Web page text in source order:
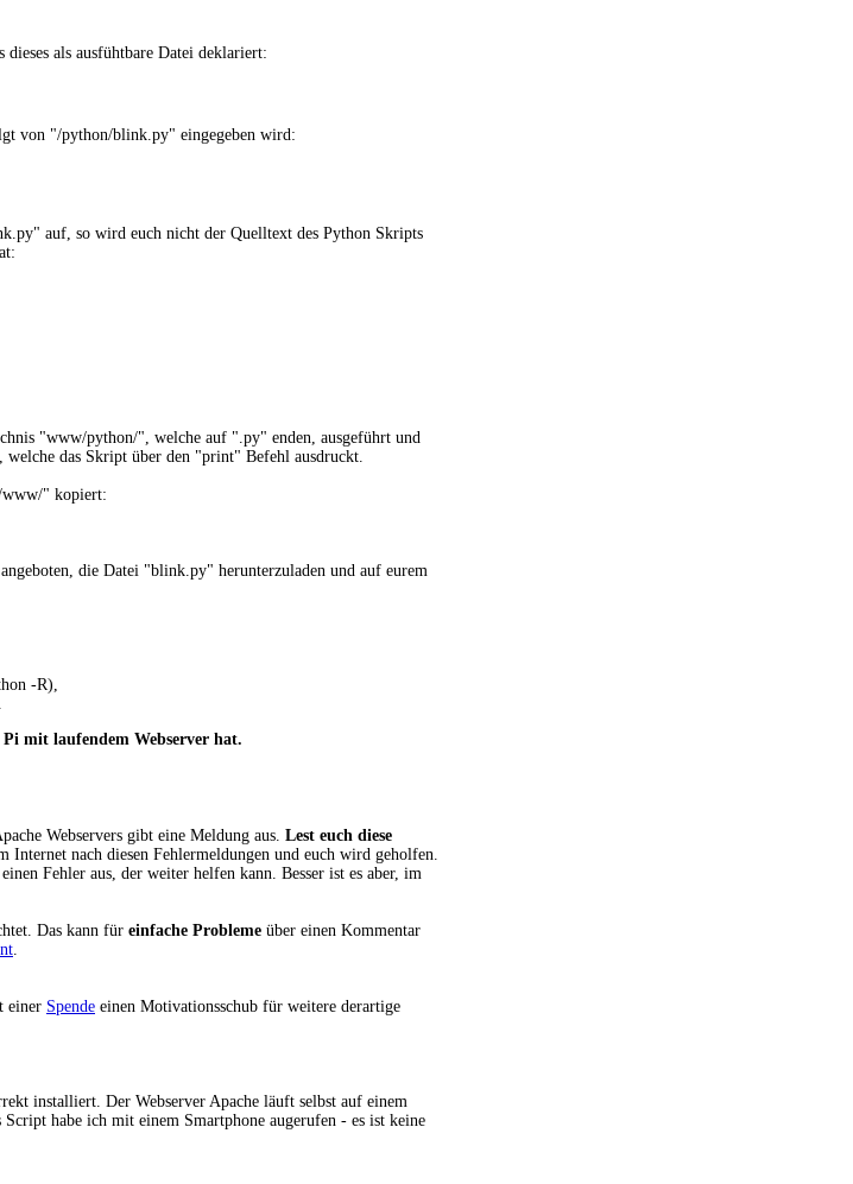
als ausfühtbare Datei deklariert:
von "/python/blink.py" eingegeben wird:
auf, so wird euch nicht der Quelltext des Python Skripts
"www/python/", welche auf ".py" enden, ausgeführt und
das Skript über den "print" Befehl ausdruckt.
www/" kopiert:
die Datei "blink.py" herunterzuladen und auf eurem
-R),
mit laufendem Webserver hat.
Webservers gibt eine Meldung aus. Lest euch diese
Internet nach diesen Fehlermeldungen und euch wird geholfen.
Fehler aus, der weiter helfen kann. Besser ist es aber, im
Das kann für einfache Probleme über einen Kommentar
einer Spende einen Motivationsschub für weitere derartige
installiert. Der Webserver Apache läuft selbst auf einem
habe ich mit einem Smartphone augerufen - es ist keine